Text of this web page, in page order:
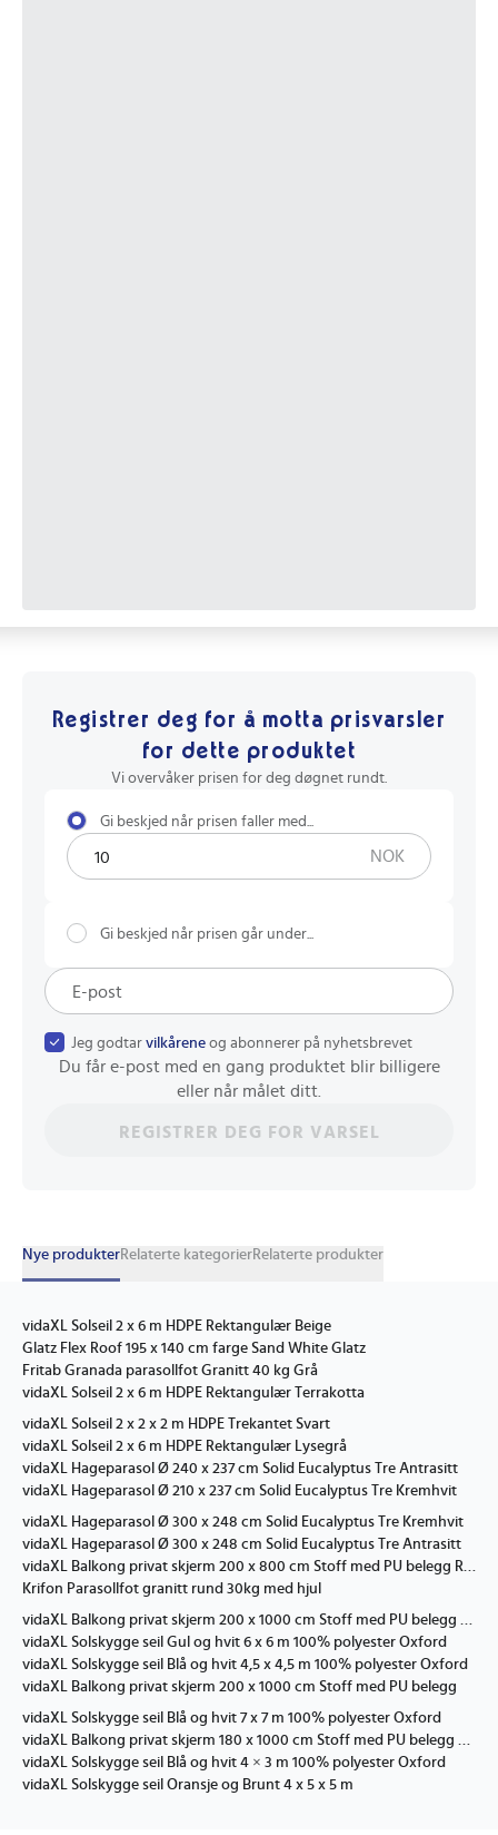
Registrer deg for å motta prisvarsler
for dette produktet
Vi overvåker prisen for deg døgnet rundt.
Gi beskjed når prisen faller med...
NOK
Gi beskjed når prisen går under...
Jeg godtar vilkårene og abonnerer på nyhetsbrevet
Du får e-post med en gang produktet blir billigere
eller når målet ditt.
REGISTRER DEG FOR VARSEL
Nye produkterRelaterte kategorierRelaterte produkter
vidaXL Solseil 2 x 6 m HDPE Rektangulær Beige
Glatz Flex Roof 195 x 140 cm farge Sand White Glatz
Fritab Granada parasollfot Granitt 40 kg Grå
vidaXL Solseil 2 x 6 m HDPE Rektangulær Terrakotta
vidaXL Solseil 2 x 2 x 2 m HDPE Trekantet Svart
vidaXL Solseil 2 x 6 m HDPE Rektangulær Lysegrå
vidaXL Hageparasol Ø 240 x 237 cm Solid Eucalyptus Tre Antrasitt
vidaXL Hageparasol Ø 210 x 237 cm Solid Eucalyptus Tre Kremhvit
vidaXL Hageparasol Ø 300 x 248 cm Solid Eucalyptus Tre Kremhvit
vidaXL Hageparasol Ø 300 x 248 cm Solid Eucalyptus Tre Antrasitt
vidaXL Balkong privat skjerm 200 x 800 cm Stoff med PU belegg Rød
Krifon Parasollfot granitt rund 30kg med hjul
vidaXL Balkong privat skjerm 200 x 1000 cm Stoff med PU belegg Brun
vidaXL Solskygge seil Gul og hvit 6 x 6 m 100% polyester Oxford
vidaXL Solskygge seil Blå og hvit 4,5 x 4,5 m 100% polyester Oxford
vidaXL Balkong privat skjerm 200 x 1000 cm Stoff med PU belegg
vidaXL Solskygge seil Blå og hvit 7 x 7 m 100% polyester Oxford
vidaXL Balkong privat skjerm 180 x 1000 cm Stoff med PU belegg Hvit
vidaXL Solskygge seil Blå og hvit 4 × 3 m 100% polyester Oxford
vidaXL Solskygge seil Oransje og Brunt 4 x 5 x 5 m